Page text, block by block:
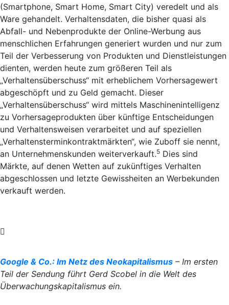
(Smartphone, Smart Home, Smart City) veredelt und als
Ware gehandelt. Verhaltensdaten, die bisher quasi als
Abfall- und Nebenprodukte der Online-Werbung aus
menschlichen Erfahrungen generiert wurden und nur zum
Teil der Verbesserung von Produkten und Dienstleistungen
dienten, werden heute zum größeren Teil als
„Verhaltensüberschuss“ mit erheblichem Vorhersagewert
abgeschöpft und zu Geld gemacht. Dieser
„Verhaltensüberschuss“ wird mittels Maschinenintelligenz
zu Vorhersageprodukten über künftige Entscheidungen
und Verhaltensweisen verarbeitet und auf speziellen
„Verhaltensterminkontraktmärkten“, wie Zuboff sie nennt,
an Unternehmenskunden weiterverkauft.5 Dies sind
Märkte, auf denen Wetten auf zukünftiges Verhalten
abgeschlossen und letzte Gewissheiten an Werbekunden
verkauft werden.
Google & Co.: Im Netz des Neokapitalismus – Im ersten
Teil der Sendung führt Gerd Scobel in die Welt des
Überwachungskapitalismus ein.